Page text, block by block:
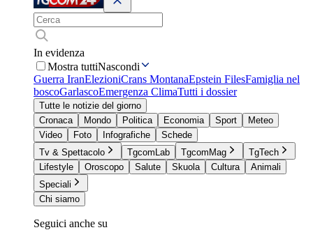
In evidenza
Mostra tuttiNascondi
Guerra IranElezioniCrans MontanaEpstein FilesFamiglia nel
boscoGarlascoEmergenza ClimaTutti i dossier
Tutte le notizie del giorno
Cronaca
Mondo Politica Economia Sport
Meteo
Video
Foto Infografiche
Schede
Tv & Spettacolo
TgcomLab TgcomMag
TgTech
Lifestyle
Oroscopo Salute Skuola Cultura
Animali
Speciali
Chi siamo
Seguici anche su